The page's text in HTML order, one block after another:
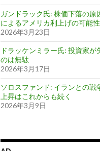
ガンドラック氏: 株価下落の原
によるアメリカ利上げの可能性
2026年3月23日
ドラッケンミラー氏: 投資家が
のは無駄
2026年3月17日
ソロスファンド: イランとの戦
上昇はこれからも続く
2026年3月9日